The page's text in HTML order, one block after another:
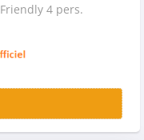
4 pers.